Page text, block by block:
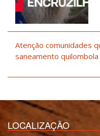
Atenção comunidades
saneamento quilombola
LOCALIZAÇÃO